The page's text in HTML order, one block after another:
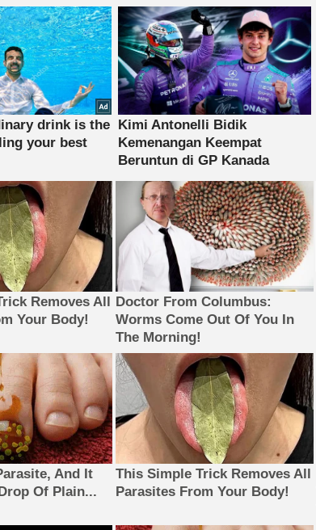
Removes All
Your Body!
Doctor From Columbus:
Worms Come Out Of You In
The Morning!
And It
Of Plain...
This Simple Trick Removes All
Parasites From Your Body!